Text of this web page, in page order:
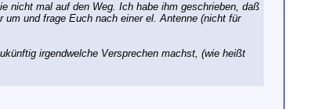
nicht mal auf den Weg. Ich habe ihm geschrieben, daß
und frage Euch nach einer el. Antenne (nicht für
irgendwelche Versprechen machst, (wie heißt